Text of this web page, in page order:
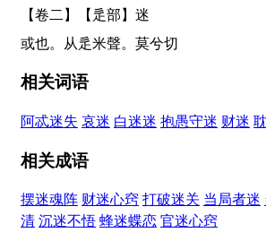
【卷二】【辵部】 迷
或也。从辵米聲。莫兮切
相关词语
阿忒迷失 哀迷 白迷迷 抱愚守迷 财迷
相关成语
摆迷魂阵 财迷心窍 打破迷关 当局者迷
清 沉迷不悟 蜂迷蝶恋 官迷心窍